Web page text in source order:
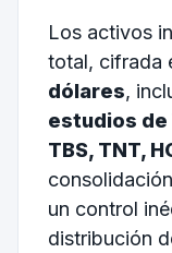
Los activos
total, cifrada
dólares,
estudios de
TBS, TNT,
un control
distribución